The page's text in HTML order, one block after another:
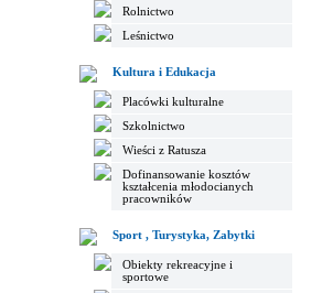
Rolnictwo
Leśnictwo
Kultura i Edukacja
Placówki kulturalne
Szkolnictwo
Wieści z Ratusza
Dofinansowanie kosztów
kształcenia młodocianych
pracowników
Sport , Turystyka, Zabytki
Obiekty rekreacyjne i
sportowe